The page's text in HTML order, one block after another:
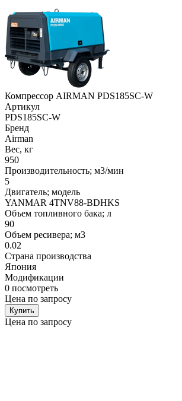
Компрессор AIRMAN PDS185SC-W
Артикул
PDS185SC-W
Бренд
Airman
Вес, кг
950
Производительность; м3/мин
5
Двигатель; модель
YANMAR 4TNV88-BDHKS
Объем топливного бака; л
90
Объем ресивера; м3
0.02
Страна производства
Япония
Модификации
0 посмотреть
Цена по запросу
Купить
Цена по запросу